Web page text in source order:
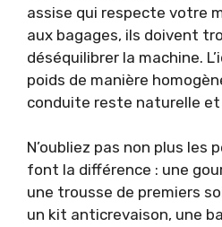
assise qui respecte votre
aux bagages, ils doivent
déséquilibrer la machine.
poids de manière
conduite reste naturelle
N’oubliez pas non plus les
font la différence : une
une trousse de premiers
un kit anticrevaison, une